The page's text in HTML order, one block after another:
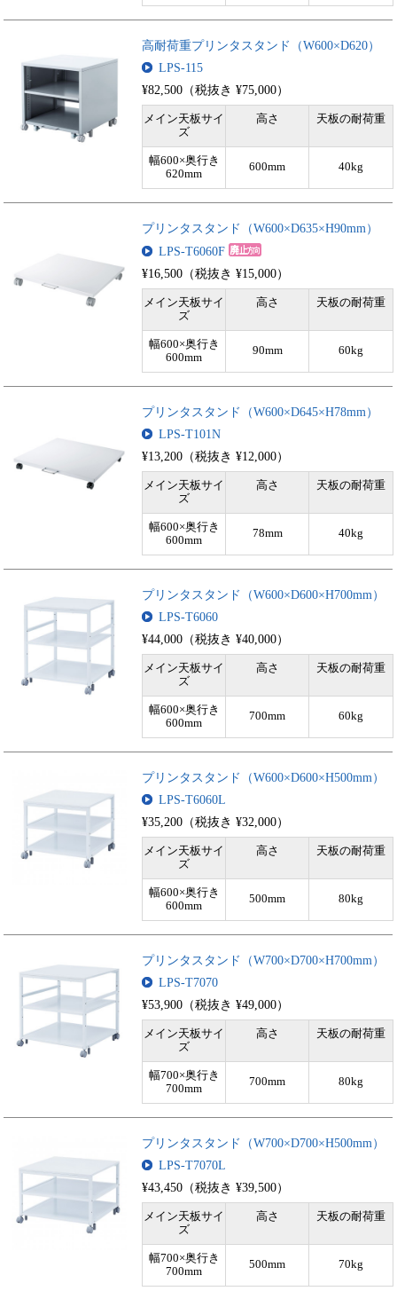
高耐荷重プリンタスタンド（W600×D620）
LPS-115
¥82,500（税抜き ¥75,000）
メイン天板サイ
ズ
高さ 天板の耐荷重
幅600×奥行き
620mm
600mm 40kg
プリンタスタンド（W600×D635×H90mm）
LPS-T6060F
¥16,500（税抜き ¥15,000）
メイン天板サイ
ズ
高さ 天板の耐荷重
幅600×奥行き
600mm
90mm 60kg
プリンタスタンド（W600×D645×H78mm）
LPS-T101N
¥13,200（税抜き ¥12,000）
メイン天板サイ
ズ
高さ 天板の耐荷重
幅600×奥行き
600mm
78mm 40kg
プリンタスタンド（W600×D600×H700mm）
LPS-T6060
¥44,000（税抜き ¥40,000）
メイン天板サイ
ズ
高さ 天板の耐荷重
幅600×奥行き
600mm
700mm 60kg
プリンタスタンド（W600×D600×H500mm）
LPS-T6060L
¥35,200（税抜き ¥32,000）
メイン天板サイ
ズ
高さ 天板の耐荷重
幅600×奥行き
600mm
500mm 80kg
プリンタスタンド（W700×D700×H700mm）
LPS-T7070
¥53,900（税抜き ¥49,000）
メイン天板サイ
ズ
高さ 天板の耐荷重
幅700×奥行き
700mm
700mm 80kg
プリンタスタンド（W700×D700×H500mm）
LPS-T7070L
¥43,450（税抜き ¥39,500）
メイン天板サイ
ズ
高さ 天板の耐荷重
幅700×奥行き
700mm
500mm 70kg